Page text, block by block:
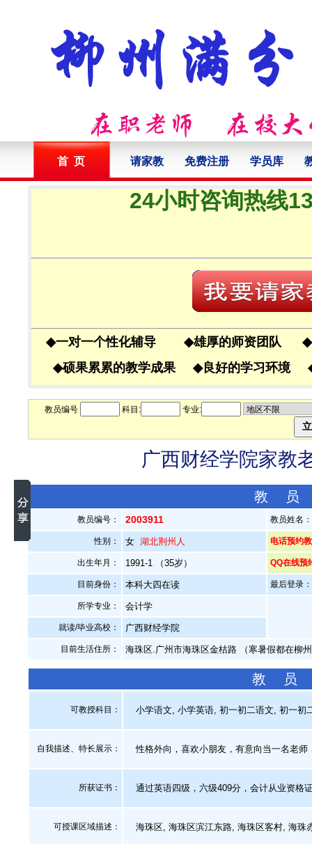
首 页 请家教 免费注册 学员库
24小时咨询热线
◆一对一个性化辅导 ◆雄厚的师资团队 ◆
◆硕果累累的教学成果 ◆良好的学习环境
教员编号 科目: 专业:
广西财经学院家教
教
教员编号： 2003911 教员姓名
性别： 女湖北荆州人 电话预约
出生年月： 1991-1 （35岁） QQ在线预
目前身份： 本科大四在读 最后登录
所学专业： 会计学
就读/毕业高校： 广西财经学院
目前生活住所： 海珠区.广州市海珠区金桔路 （寒暑假都在柳
教 员
可教授科目： 小学语文, 小学英语, 初一初二语文, 初一初
自我描述、特长展示 ： 性格外向，喜欢小朋友，有意向当一名老师
所获证书 ： 通过英语四级，六级409分，会计从业资格
可授课区域描述： 海珠区, 海珠区滨江东路, 海珠区客村, 海珠